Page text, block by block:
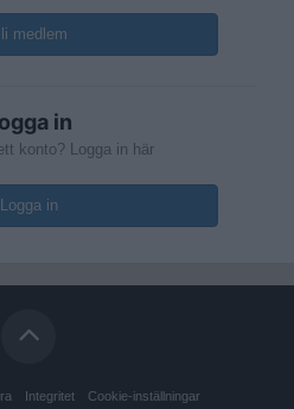
medlem
in
konto? Logga in här
Logga in
Integritet Cookie-inställningar